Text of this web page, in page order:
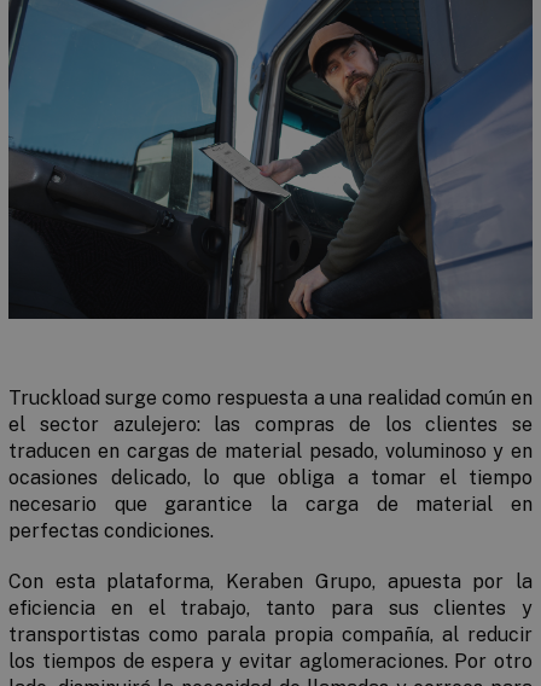
Truckload surge como respuesta a una realidad común en
el sector azulejero: las compras de los clientes se
traducen en cargas de material pesado, voluminoso y en
ocasiones delicado, lo que obliga a tomar el tiempo
necesario que garantice la carga de material en
perfectas condiciones.
Con esta plataforma, Keraben Grupo, apuesta por la
eficiencia en el trabajo, tanto para sus clientes y
transportistas como parala propia compañía, al reducir
los tiempos de espera y evitar aglomeraciones. Por otro